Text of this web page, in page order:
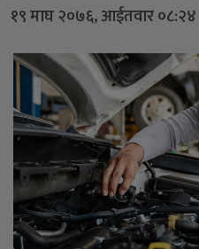
१९ माघ २०७६, आईतवार ०८:२४